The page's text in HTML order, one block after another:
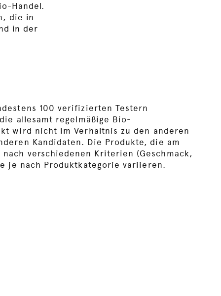
Handel.
die in
in der
100 verifizierten Testern
allesamt regelmäßige Bio-
wird nicht im Verhältnis zu den anderen
Kandidaten. Die Produkte, die am
verschiedenen Kriterien (Geschmack,
je nach Produktkategorie variieren.